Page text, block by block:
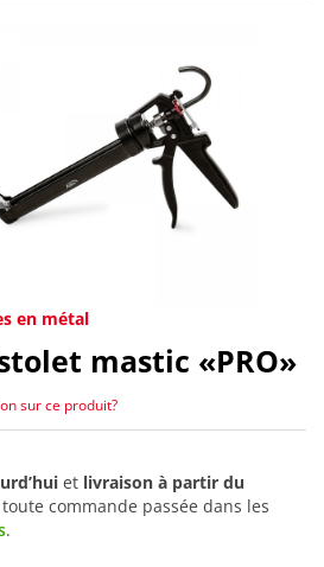
en métal
mastic «PRO»
sur ce produit?
et livraison à partir du
commande passée dans les
.